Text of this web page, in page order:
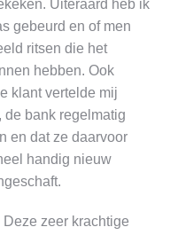
Uiteraard heb ik
gebeurd en of men
ritsen die het
hebben. Ook
klant vertelde mij
de bank regelmatig
en dat ze daarvoor
handig nieuw
zeer krachtige